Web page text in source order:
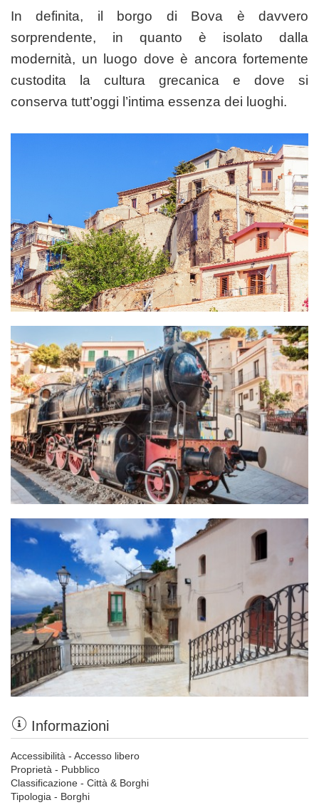
In definita, il borgo di Bova è davvero
sorprendente, in quanto è isolato dalla
modernità, un luogo dove è ancora fortemente
custodita la cultura grecanica e dove si
conserva tutt’oggi l’intima essenza dei luoghi.
Informazioni
Accessibilità - Accesso libero
Proprietà - Pubblico
Classificazione - Città & Borghi
Tipologia - Borghi